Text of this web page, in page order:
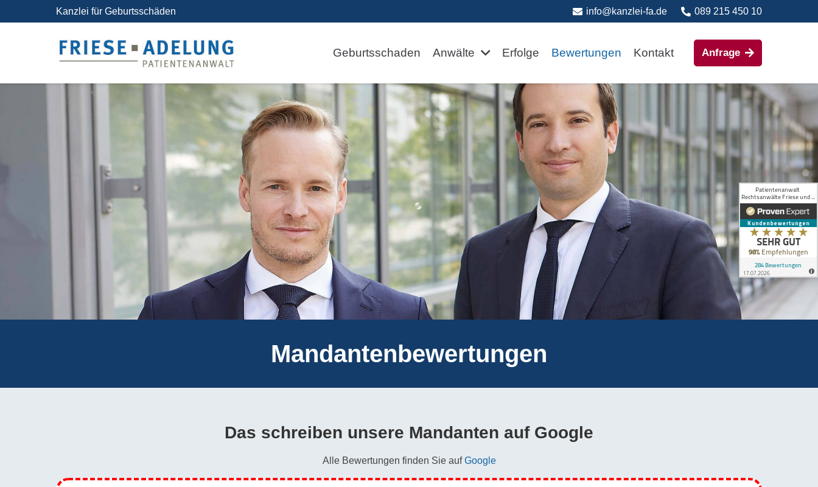
Kanzlei für Geburtsschäden info@kanzlei-fa.de 089 215 450 10
Geburtsschaden Anwälte Erfolge Bewertungen Kontakt Anfrage
Mandantenbewertungen
Das schreiben unsere Mandanten auf Google
Alle Bewertungen finden Sie aufGoogle